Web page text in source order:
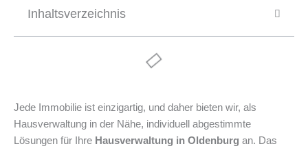
Inhaltsverzeichnis
Jede Immobilie ist einzigartig, und daher bieten wir, als
Hausverwaltung in der Nähe, individuell abgestimmte
Lösungen für Ihre Hausverwaltung in Oldenburg an. Das